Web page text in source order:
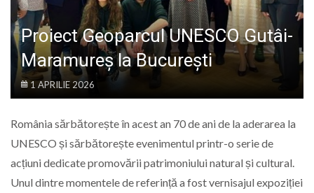
Proiect Geoparcul UNESCO Gutâi-
Maramureș la București
1 APRILIE 2026
România sărbătorește în acest an 70 de ani de la aderarea la
UNESCO și sărbătorește evenimentul printr-o serie de
acțiuni dedicate promovării patrimoniului natural și cultural.
Unul dintre momentele de referință a fost vernisajul expoziției